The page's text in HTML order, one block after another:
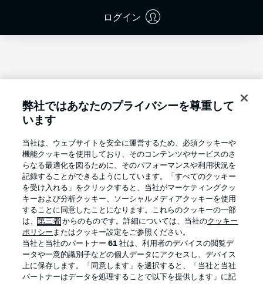
ログイン
Football as it's meant to be
BUNDESLIGA APP
弊社ではあなたのプライバシーを尊重して
います
当社は、ウェブサイトを安全に運営するため、必須クッキーや
機能クッキーを使用しており、そのコンテンツやサービスのさ
らなる最適化を図るために、そのパフォーマンスや利用状況を
記録することができるようにしています。「すべてのクッキー
を受け入れる」をクリックすると、当社がマーケティングクッ
キーおよび分析クッキー、ソーシャルメディアクッキーを使用
することに同意したことになります。これらのクッキーの一部
は、第三者 からのものです。詳細については、当社のクッキー
ポリシー またはクッキー設定をご参照ください。
当社と当社のパートナー61 社は、利用者のデバイスの閲覧デ
ータや一意的識別子などの個人データにアクセスし、デバイス
上に保存します。「同意します」を選択すると、「当社と当社
パートナーはデータを処理することで以下を提供します」に記